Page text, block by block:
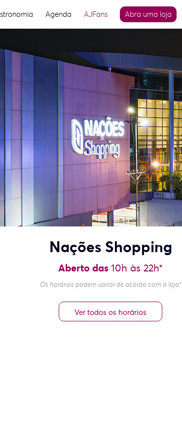
Agenda AJFans Abra uma loja
Nações Shopping
Aberto das10h às 22h*
Os horários podem variar de acordo com a loja*
Ver todos os horários